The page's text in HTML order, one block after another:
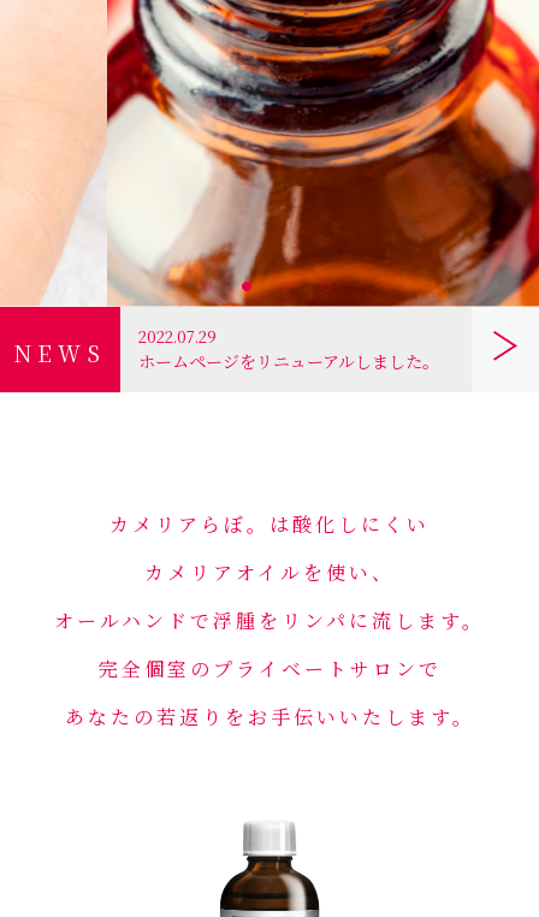
NEWS
2022.07.29
ホームページをリニューアルしました。
カメリアらぼ。は酸化しにくい
カメリアオイルを使い、
オールハンドで浮腫をリンパに流します。
完全個室のプライベートサロンで
あなたの若返りをお手伝いいたします。